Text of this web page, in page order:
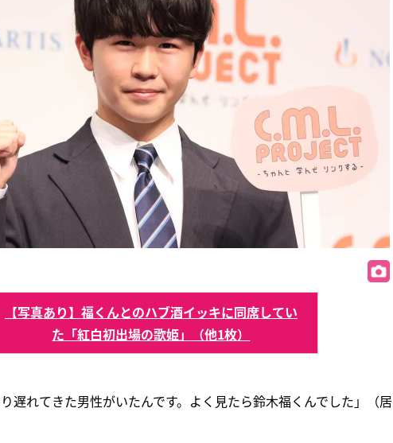
【写真あり】福くんとのハブ酒イッキに同席してい
た「紅白初出場の歌姫」（他1枚）
遅れてきた男性がいたんです。よく見たら鈴木福くんでした」（